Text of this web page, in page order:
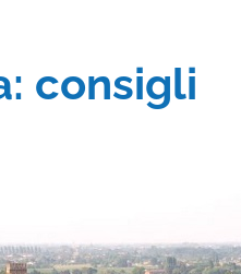
consigli